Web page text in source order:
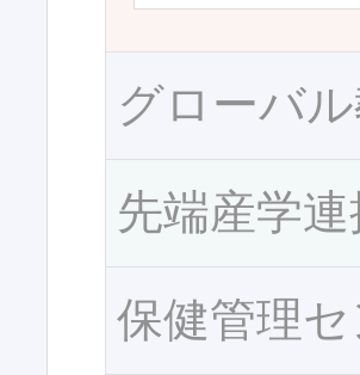
グローバ
先端産学
保健管理